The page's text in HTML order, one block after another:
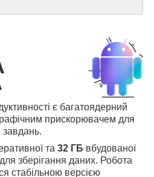
є багатоядерний
прискорювачем для
завдань.
та 32 ГБ вбудованої
зберігання даних. Робота
стабільною версією